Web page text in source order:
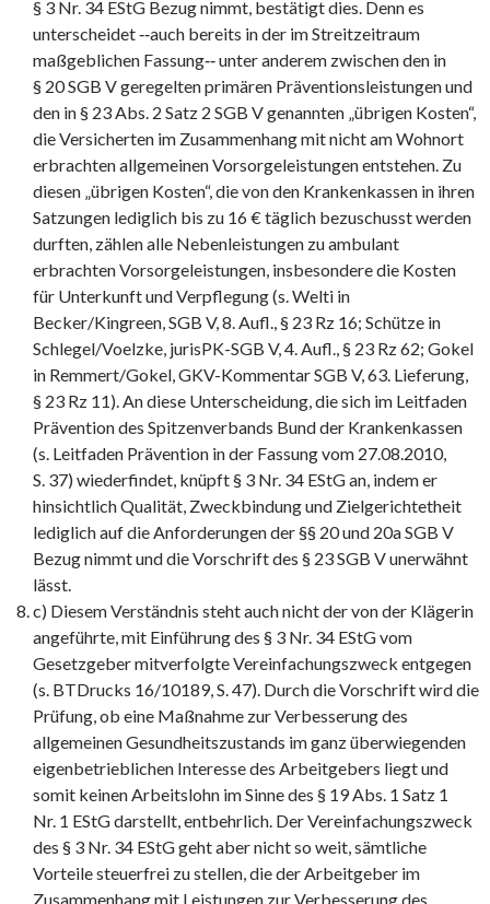
§ 3 Nr. 34 EStG Bezug nimmt, bestätigt dies. Denn es
unterscheidet ‑‑auch bereits in der im Streitzeitraum
maßgeblichen Fassung‑‑ unter anderem zwischen den in
§ 20 SGB V geregelten primären Präventionsleistungen und
den in § 23 Abs. 2 Satz 2 SGB V genannten „übrigen Kosten“,
die Versicherten im Zusammenhang mit nicht am Wohnort
erbrachten allgemeinen Vorsorgeleistungen entstehen. Zu
diesen „übrigen Kosten“, die von den Krankenkassen in ihren
Satzungen lediglich bis zu 16 € täglich bezuschusst werden
durften, zählen alle Nebenleistungen zu ambulant
erbrachten Vorsorgeleistungen, insbesondere die Kosten
für Unterkunft und Verpflegung (s. Welti in
Becker/Kingreen, SGB V, 8. Aufl., § 23 Rz 16; Schütze in
Schlegel/Voelzke, jurisPK-SGB V, 4. Aufl., § 23 Rz 62; Gokel
in Remmert/Gokel, GKV-Kommentar SGB V, 63. Lieferung,
§ 23 Rz 11). An diese Unterscheidung, die sich im Leitfaden
Prävention des Spitzenverbands Bund der Krankenkassen
(s. Leitfaden Prävention in der Fassung vom 27.08.2010,
S. 37) wiederfindet, knüpft § 3 Nr. 34 EStG an, indem er
hinsichtlich Qualität, Zweckbindung und Zielgerichtetheit
lediglich auf die Anforderungen der §§ 20 und 20a SGB V
Bezug nimmt und die Vorschrift des § 23 SGB V unerwähnt
lässt.
c) Diesem Verständnis steht auch nicht der von der Klägerin
angeführte, mit Einführung des § 3 Nr. 34 EStG vom
Gesetzgeber mitverfolgte Vereinfachungszweck entgegen
(s. BTDrucks 16/10189, S. 47). Durch die Vorschrift wird die
Prüfung, ob eine Maßnahme zur Verbesserung des
allgemeinen Gesundheitszustands im ganz überwiegenden
eigenbetrieblichen Interesse des Arbeitgebers liegt und
somit keinen Arbeitslohn im Sinne des § 19 Abs. 1 Satz 1
Nr. 1 EStG darstellt, entbehrlich. Der Vereinfachungszweck
des § 3 Nr. 34 EStG geht aber nicht so weit, sämtliche
Vorteile steuerfrei zu stellen, die der Arbeitgeber im
Zusammenhang mit Leistungen zur Verbesserung des